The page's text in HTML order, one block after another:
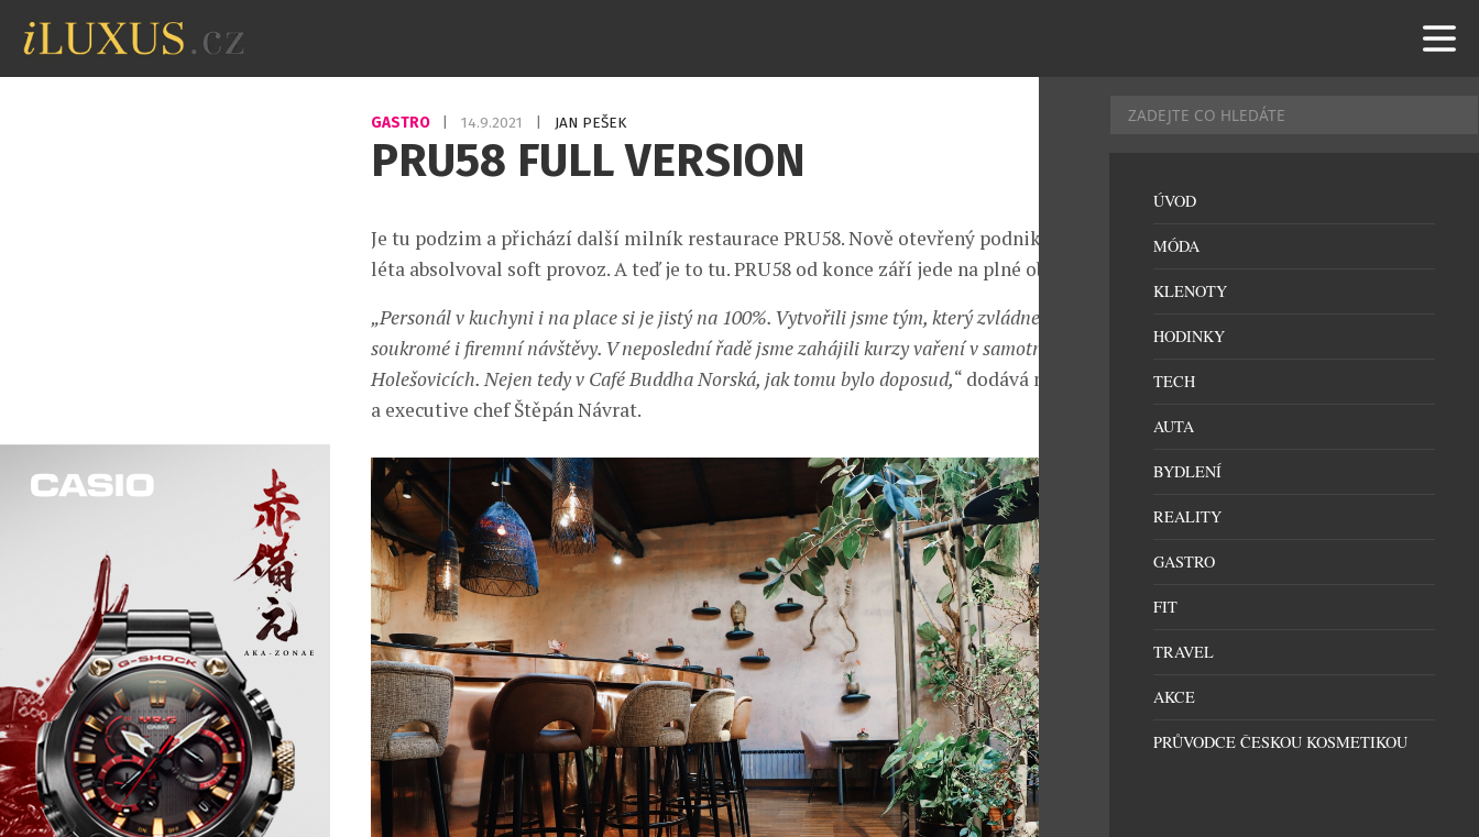
GASTRO 14.9.2021 JAN PEŠEK
PRU58 FULL VERSION
Je tu podzim a přichází další milník restaurace PRU58. Nově otevřený podnik během
léta absolvoval soft provoz. A teď je to tu. PRU58 od konce září jede na plné obrátky.
„Personál v kuchyni i na place si je jistý na 100%. Vytvořili jsme tým, který zvládne
soukromé i firemní návštěvy. V neposlední řadě jsme zahájili kurzy vaření v samotných
Holešovicích. Nejen tedy v Café Buddha Norská, jak tomu bylo doposud,“ dodává majitel
a executive chef Štěpán Návrat.
ÚVOD
MÓDA
KLENOTY
HODINKY
TECH
AUTA
BYDLENÍ
REALITY
GASTRO
FIT
TRAVEL
AKCE
PRŮVODCE ČESKOU KOSMETIKOU